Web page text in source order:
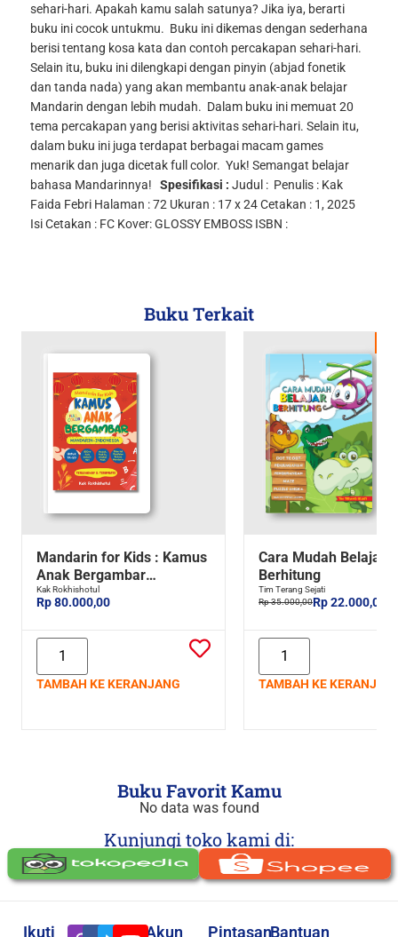
sehari-hari. Apakah kamu salah satunya? Jika iya, berarti
buku ini cocok untukmu. Buku ini dikemas dengan sederhana
berisi tentang kosa kata dan contoh percakapan sehari-hari.
Selain itu, buku ini dilengkapi dengan pinyin (abjad fonetik
dan tanda nada) yang akan membantu anak-anak belajar
Mandarin dengan lebih mudah. Dalam buku ini memuat 20
tema percakapan yang berisi aktivitas sehari-hari. Selain itu,
dalam buku ini juga terdapat berbagai macam games
menarik dan juga dicetak full color. Yuk! Semangat belajar
bahasa Mandarinnya!
Spesifikasi : Judul : Penulis : Kak
Faida Febri Halaman : 72 Ukuran : 17 x 24Cetakan : 1, 2025
Isi Cetakan : FC Kover: GLOSSY EMBOSS ISBN :
Buku Terkait
Mandarin for Kids : Kamus
Anak Bergambar
Mandarin-Indonesia
Kak Rokhishotul
Rp 80.000,00
TAMBAH KE KERANJANG
Cara Mudah Belajar
Berhitung
Tim Terang Sejati
Rp 35.000,00Rp 22.000,00
TAMBAH KE
Buku Favorit Kamu
No data was found
Kunjungi toko kami di:
Akun PintasanBantuan
Ikuti